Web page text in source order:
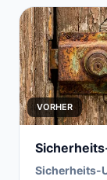
VORHER
Sicherheits-